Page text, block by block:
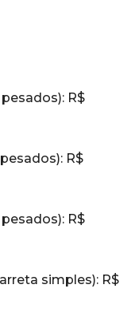
R$
R$
R$
simples): R$